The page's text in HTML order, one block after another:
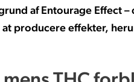
af Entourage Effect
producere effekter,